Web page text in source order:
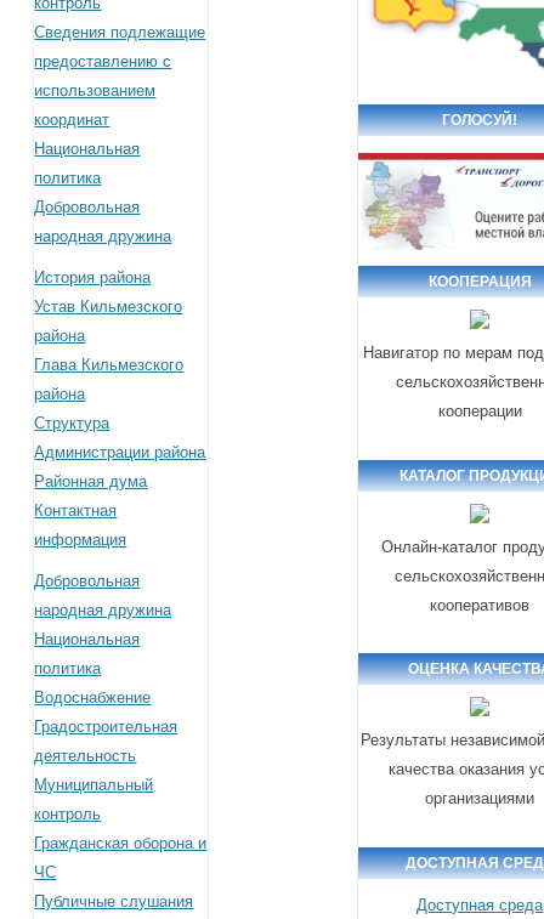
Сведения подлежащие
предоставлению с
использованием
координат
Национальная
политика
Добровольная
народная дружина
История района
Устав Кильмезского
района
Глава Кильмезского
района
Структура
Администрации района
Районная дума
Контактная
информация
Добровольная
народная дружина
Национальная
политика
Водоснабжение
Градостроительная
деятельность
Муниципальный
контроль
Гражданская оборона и
ЧС
Публичные слушания
ГОЛОСУЙ!
КООПЕРАЦИЯ
Навигатор по мерам
кооперации
КАТАЛОГ
Онлайн-каталог
кооперативов
ОЦЕНКА
Результаты
качества оказания
организациями
ДОСТУПНАЯ
Доступная среда